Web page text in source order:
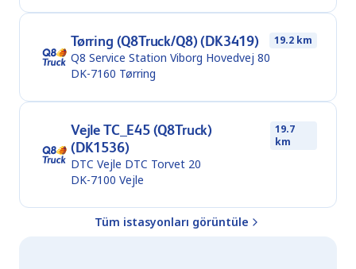
Tørring (Q8Truck/Q8) (DK3419) 19.2 km
Q8 Service Station Viborg Hovedvej 80
DK-7160 Tørring
Vejle TC_E45 (Q8Truck)
(DK1536)
19.7
km
DTC Vejle DTC Torvet 20
DK-7100 Vejle
Tüm istasyonları görüntüle